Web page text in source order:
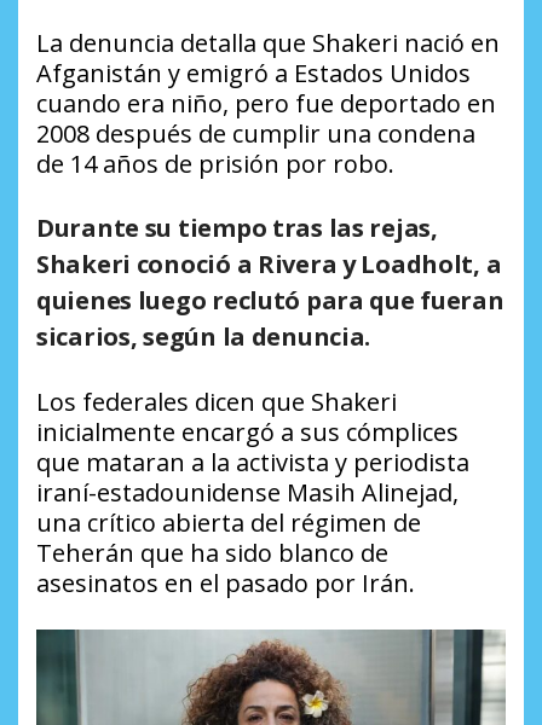
La denuncia detalla que Shakeri nació en
Afganistán y emigró a Estados Unidos
cuando era niño, pero fue deportado en
2008 después de cumplir una condena
de 14 años de prisión por robo.
Durante su tiempo tras las rejas,
Shakeri conoció a Rivera y Loadholt, a
quienes luego reclutó para que fueran
sicarios, según la denuncia.
Los federales dicen que Shakeri
inicialmente encargó a sus cómplices
que mataran a la activista y periodista
iraní-estadounidense Masih Alinejad,
una crítico abierta del régimen de
Teherán que ha sido blanco de
asesinatos en el pasado por Irán.